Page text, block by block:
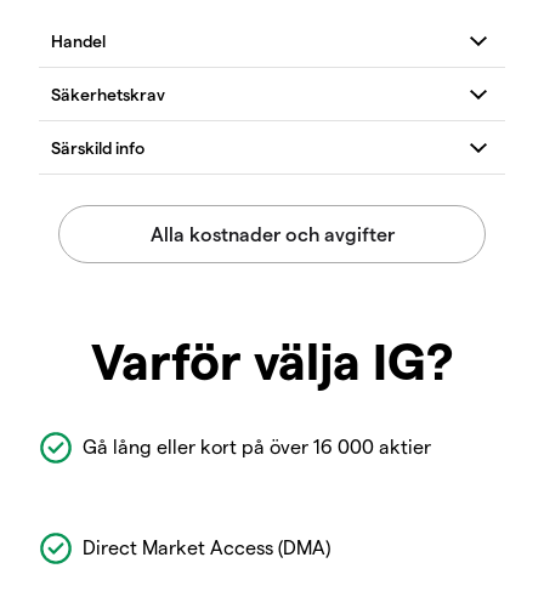
Varför välja IG?
Gå lång eller kort på över 16 000 aktier
Direct Market Access (DMA)